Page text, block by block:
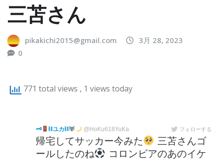
三苫さん
pikakichi2015@gmail.com
3月 28, 2023
0
771 total views , 1 views today
🗝 ⛓ユカ⛓ @HoKu618YuKa フォローする
帰宅してサッカー今みた
三苫さんゴ
ールしたのね
コロンビアのあのイケ